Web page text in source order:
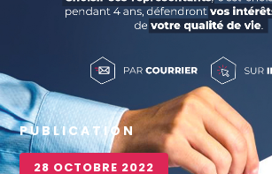
PUBLICATION
28 OCTOBRE 2022